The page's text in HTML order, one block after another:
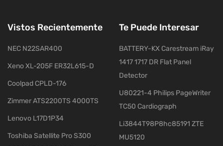
Vistos Recientemente
NEC N22SAR400
Xeno XL-205F ER32L615-D
Coolpad CPLD-176
Zimmer ATS2200TS 4000TS
Lenovo L17D1P34
Toshiba Satellite Pro S300
Te Puede Interesar
BATTERY-KX Carestream iRay
1417 1717 DR Flat Panel
Detector
U80221-4 Philips PageWriter
TC50 Cardiograph
Li3844T98P8hc85191 ZTE
MU5120